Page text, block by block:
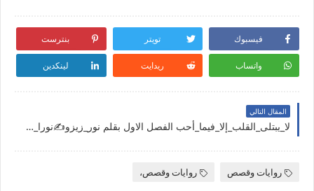
فيسبوك تويتر بنترست
واتساب ريدايت لينكدين
المقال التالي
لا_يبتلى_القلب_إلا_فيما_أحب الفصل الاول بقلم نور_زيزو✍️نورا_عبدالعزيز حصريه وجديده
روايات وقصص روايات وقصص،